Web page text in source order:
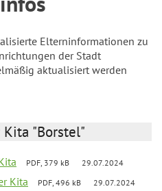
Elterninformationen zu
der Stadt
aktualisiert werden
"Borstel"
PDF, 379 kB 29.07.2024
Kita PDF, 496 kB 29.07.2024